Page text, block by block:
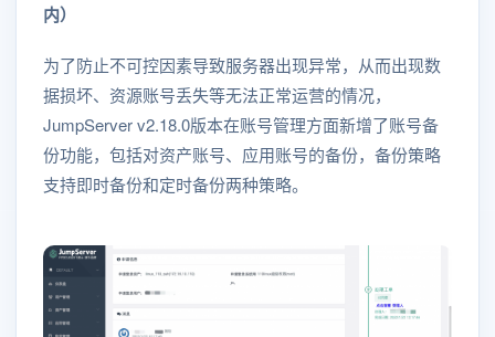
内）
为了防止不可控因素导致服务器出现异常，从而出现数
据损坏、资源账号丢失等无法正常运营的情况，
JumpServer v2.18.0版本在账号管理方面新增了账号备
份功能，包括对资产账号、应用账号的备份，备份策略
支持即时备份和定时备份两种策略。